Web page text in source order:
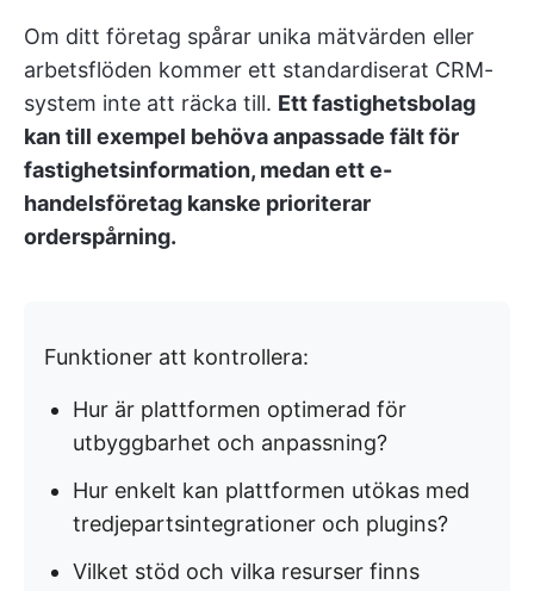
Om ditt företag spårar unika mätvärden eller
arbetsflöden kommer ett standardiserat CRM-
system inte att räcka till. Ett fastighetsbolag
kan till exempel behöva anpassade fält för
fastighetsinformation, medan ett e-
handelsföretag kanske prioriterar
orderspårning.
Funktioner att kontrollera:
Hur är plattformen optimerad för
utbyggbarhet och anpassning?
Hur enkelt kan plattformen utökas med
tredjepartsintegrationer och plugins?
Vilket stöd och vilka resurser finns